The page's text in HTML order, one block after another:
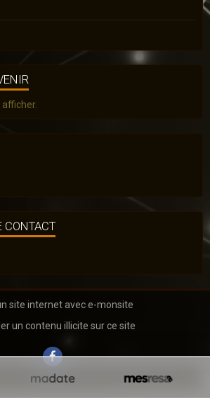
CONTACT
site internet avec e-monsite
un contenu illicite sur ce site